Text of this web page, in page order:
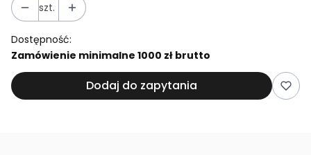
szt.
Dostępność:
Zamówienie minimalne 1000 zł brutto
Dodaj do zapytania